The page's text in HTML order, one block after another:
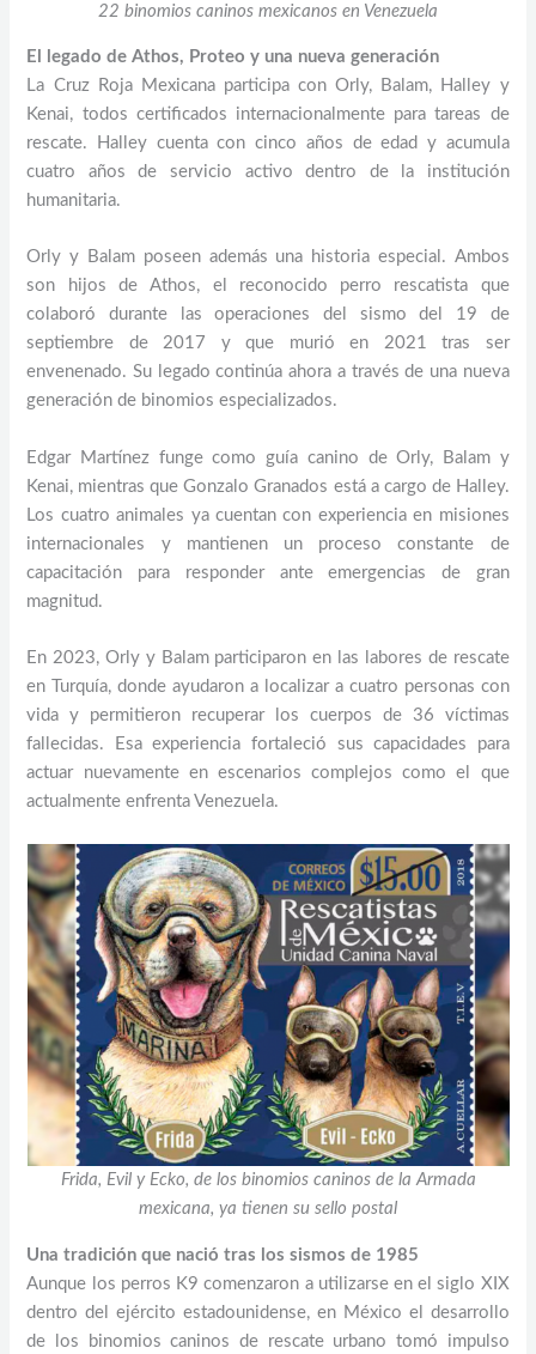
22 binomios caninos mexicanos en Venezuela
El legado de Athos, Proteo y una nueva generación
La Cruz Roja Mexicana participa con Orly, Balam, Halley y
Kenai, todos certificados internacionalmente para tareas de
rescate. Halley cuenta con cinco años de edad y acumula
cuatro años de servicio activo dentro de la institución
humanitaria.
Orly y Balam poseen además una historia especial. Ambos
son hijos de Athos, el reconocido perro rescatista que
colaboró durante las operaciones del sismo del 19 de
septiembre de 2017 y que murió en 2021 tras ser
envenenado. Su legado continúa ahora a través de una nueva
generación de binomios especializados.
Edgar Martínez funge como guía canino de Orly, Balam y
Kenai, mientras que Gonzalo Granados está a cargo de Halley.
Los cuatro animales ya cuentan con experiencia en misiones
internacionales y mantienen un proceso constante de
capacitación para responder ante emergencias de gran
magnitud.
En 2023, Orly y Balam participaron en las labores de rescate
en Turquía, donde ayudaron a localizar a cuatro personas con
vida y permitieron recuperar los cuerpos de 36 víctimas
fallecidas. Esa experiencia fortaleció sus capacidades para
actuar nuevamente en escenarios complejos como el que
actualmente enfrenta Venezuela.
Frida, Evil y Ecko, de los binomios caninos de la Armada
mexicana, ya tienen su sello postal
Una tradición que nació tras los sismos de 1985
Aunque los perros K9 comenzaron a utilizarse en el siglo XIX
dentro del ejército estadounidense, en México el desarrollo
de los binomios caninos de rescate urbano tomó impulso